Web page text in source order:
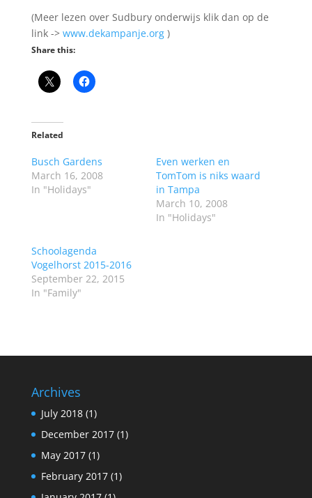
(Meer lezen over Sudbury onderwijs klik dan op de
link -> www.dekampanje.org)
Share this:
Related
Busch Gardens
March 16, 2008
In "Holidays"
Even werken en
TomTom is niks waard
in Tampa
March 10, 2008
In "Holidays"
Schoolagenda
Vogelhorst 2015-2016
September 22, 2015
In "Family"
Archives
July 2018(1)
December 2017(1)
May 2017(1)
February 2017(1)